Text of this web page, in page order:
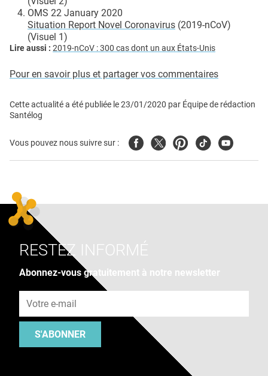
OMS 22 January 2020
Situation Report Novel Coronavirus (2019-nCoV)
(Visuel 1)
Lire aussi : 2019-nCoV : 300 cas dont un aux États-Unis
Pour en savoir plus et partager vos commentaires
Cette actualité a été publiée le23/01/2020 par Équipe de rédaction
Santélog
Vous pouvez nous suivre sur : FacebookTwitterPinterest
TiktokYoutube
RESTEZ INFORMÉ
Abonnez-vous gratuitement à notre newsletter
S'ABONNER